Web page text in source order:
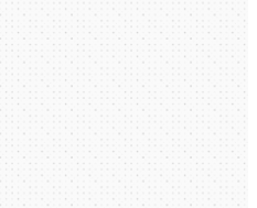
グマネージャー
GA4・広告タグを
の注意点
グマネージャー
GA4・広告タグを
の注意点